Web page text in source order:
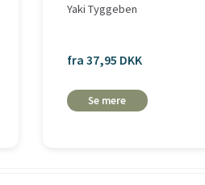
Yaki Tyggeben
fra 37,95 DKK
Se mere